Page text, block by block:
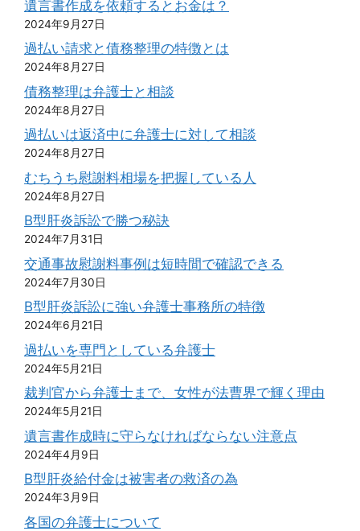
遺言書作成を依頼するとお金は？
2024年9月27日
過払い請求と債務整理の特徴とは
2024年8月27日
債務整理は弁護士と相談
2024年8月27日
過払いは返済中に弁護士に対して相談
2024年8月27日
むちうち慰謝料相場を把握している人
2024年8月27日
B型肝炎訴訟で勝つ秘訣
2024年7月31日
交通事故慰謝料事例は短時間で確認できる
2024年7月30日
B型肝炎訴訟に強い弁護士事務所の特徴
2024年6月21日
過払いを専門としている弁護士
2024年5月21日
裁判官から弁護士まで、女性が法曹界で輝く理由
2024年5月21日
遺言書作成時に守らなければならない注意点
2024年4月9日
B型肝炎給付金は被害者の救済の為
2024年3月9日
各国の弁護士について